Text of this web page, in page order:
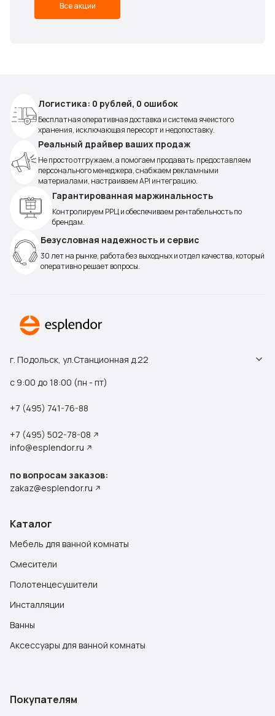
Все акции
Логистика: 0 рублей, 0 ошибок
Бесплатная оперативная доставка и система ячеистого
хранения, исключающая пересорт и недопоставку.
Реальный драйвер ваших продаж
Не просто отгружаем, а помогаем продавать: предоставляем
персонального менеджера, снабжаем рекламными
материалами, настраиваем API интеграцию.
Гарантированная маржинальность
Контролируем РРЦ и обеспечиваем рентабельность по
брендам.
Безусловная надежность и сервис
30 лет на рынке, работа без выходных и отдел качества, который
оперативно решает вопросы.
г. Подольск, ул.Станционная д.22
с 9:00 до 18:00 (пн - пт)
+7 (495) 741-76-88
+7 (495) 502-78-08
info@esplendor.ru
по вопросам заказов:
zakaz@esplendor.ru
Каталог
Мебель для ванной комнаты
Смесители
Полотенцесушители
Инсталляции
Ванны
Аксессуары для ванной комнаты
Покупателям